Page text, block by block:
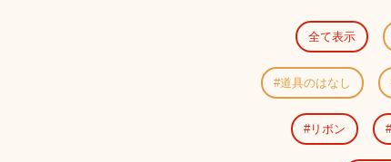
全て表示
道具のはなし
リボン